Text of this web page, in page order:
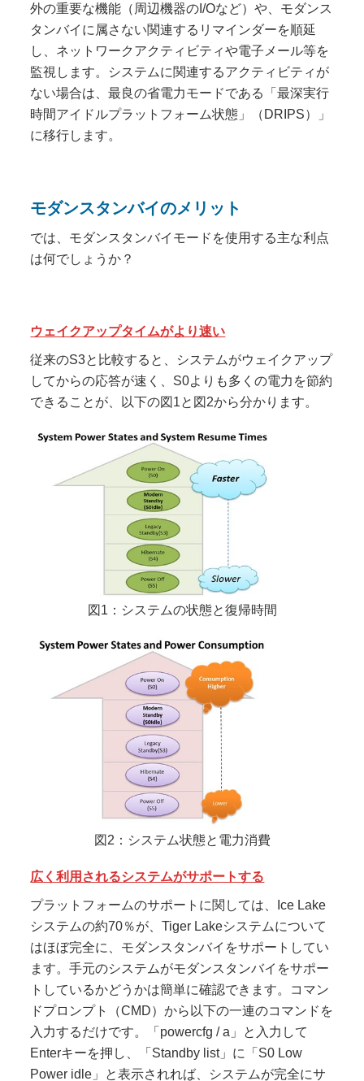
外の重要な機能（周辺機器のI/Oなど）や、モダンス
タンバイに属さない関連するリマインダーを順延
し、ネットワークアクティビティや電子メール等を
監視します。システムに関連するアクティビティが
ない場合は、最良の省電力モードである「最深実行
時間アイドルプラットフォーム状態」（DRIPS）」
に移行します。
モダンスタンバイのメリット
では、モダンスタンバイモードを使用する主な利点
は何でしょうか？
ウェイクアップタイムがより速い
従来のS3と比較すると、システムがウェイクアップ
してからの応答が速く、S0よりも多くの電力を節約
できることが、以下の図1と図2から分かります。
図1：システムの状態と復帰時間
図2：システム状態と電力消費
広く利用されるシステムがサポートする
プラットフォームのサポートに関しては、Ice Lake
システムの約70％が、Tiger Lakeシステムについて
はほぼ完全に、モダンスタンバイをサポートしてい
ます。手元のシステムがモダンスタンバイをサポー
トしているかどうかは簡単に確認できます。コマン
ドプロンプト（CMD）から以下の一連のコマンドを
入力するだけです。「powercfg / a」と入力して
Enterキーを押し、「Standby list」に「S0 Low
Power idle」と表示されれば、システムが完全にサ